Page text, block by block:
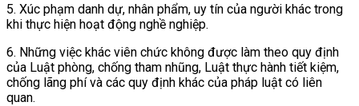
5. Xúc phạm danh dự, nhân phẩm, uy tín của người khác trong
khi thực hiện hoạt động nghề nghiệp.
6. Những việc khác viên chức không được làm theo quy định
của Luật phòng, chống tham nhũng, Luật thực hành tiết kiệm,
chống lãng phí và các quy định khác của pháp luật có liên
quan.